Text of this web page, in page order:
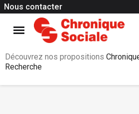
Nous contacter
Découvrez nos propositions
Recherche